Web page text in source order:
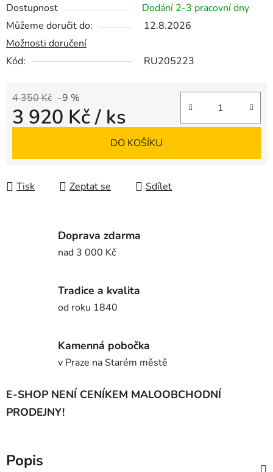
Dostupnost
Dodání 2-3 pracovní dny
Můžeme doručit do:
12.8.2026
Možnosti doručení
Kód:
RU205223
4 350 Kč –9 %
3 920 Kč/ ks
DO KOŠÍKU
Tisk Zeptat se Sdílet
Doprava zdarma
nad 3 000 Kč
Tradice a kvalita
od roku 1840
Kamenná pobočka
v Praze na Starém městě
E-SHOP NENÍ CENÍKEM MALOOBCHODNÍ
PRODEJNY!
Popis